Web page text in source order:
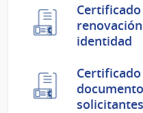
identidad